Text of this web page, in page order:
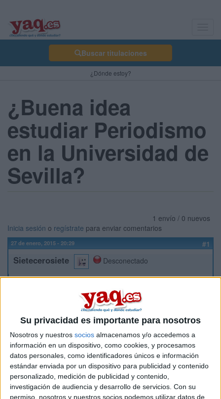
Su privacidad es importante para nosotros
Nosotros y nuestros socios almacenamos y/o accedemos a
información en un dispositivo, como cookies, y procesamos
datos personales, como identificadores únicos e información
estándar enviada por un dispositivo para publicidad y contenido
personalizado, medición de publicidad y contenido,
investigación de audiencia y desarrollo de servicios. Con su
permiso, nosotros y nuestros socios podemos utilizar datos de
Buscar titulaciones
¿Dónde estoy?
¿Buena idea
estudiar Periodismo
en la Universidad de
Sevilla?
1 envío / 0 nuevos
Inicia sesión o regístrate para enviar comentarios
27 de enero, 2015 - 20:29 #1
Sietecerosiete
Desconectado
Hola, me gustaría saber si la Universidad de Sevilla es una
buena opción para estudiar el grado de Periodismo.
He buscado información y no he encontrado nada que diga
que sea una buena universidad para este grado.
muchas prácticas, si dedican bastante tiempo a la enseñanza
para la aplicación de nuevas tecnologías, si hay algun sitio
mejor para estudiar Periodismo en Sevilla y si, dentro de lo
normal, la gente suele encontrar trabajo al acabar.
También me gustaría saber si creeis que el doble grado en
Periodismo y Comunicación Audiovisal merecería la pena